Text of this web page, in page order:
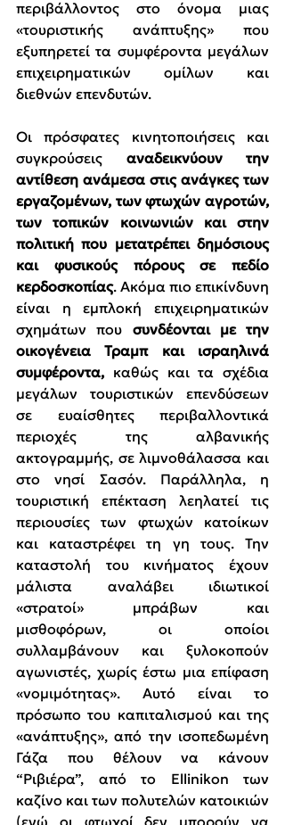
περιβάλλοντος στο όνομα μιας
«τουριστικής ανάπτυξης» που
εξυπηρετεί τα συμφέροντα μεγάλων
επιχειρηματικών ομίλων και
διεθνών επενδυτών.
Οι πρόσφατες κινητοποιήσεις και
συγκρούσεις αναδεικνύουν την
αντίθεση ανάμεσα στις ανάγκες των
εργαζομένων, των φτωχών αγροτών,
των τοπικών κοινωνιών και στην
πολιτική που μετατρέπει δημόσιους
και φυσικούς πόρους σε πεδίο
κερδοσκοπίας. Ακόμα πιο επικίνδυνη
είναι η εμπλοκή επιχειρηματικών
σχημάτων που συνδέονται με την
οικογένεια Τραμπ και ισραηλινά
συμφέροντα, καθώς και τα σχέδια
μεγάλων τουριστικών επενδύσεων
σε ευαίσθητες περιβαλλοντικά
περιοχές της αλβανικής
ακτογραμμής, σε λιμνοθάλασσα και
στο νησί Σασόν. Παράλληλα, η
τουριστική επέκταση λεηλατεί τις
περιουσίες των φτωχών κατοίκων
και καταστρέφει τη γη τους. Την
καταστολή του κινήματος έχουν
μάλιστα αναλάβει ιδιωτικοί
«στρατοί» μπράβων και
μισθοφόρων, οι οποίοι
συλλαμβάνουν και ξυλοκοπούν
αγωνιστές, χωρίς έστω μια επίφαση
«νομιμότητας». Αυτό είναι το
πρόσωπο του καπιταλισμού και της
«ανάπτυξης», από την ισοπεδωμένη
Γάζα που θέλουν να κάνουν
“Ριβιέρα”, από το Ellinikon των
καζίνο και των πολυτελών κατοικιών
(ενώ οι φτωχοί δεν μπορούν να